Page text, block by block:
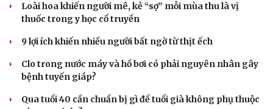
Loài hoa khiến người mê, kẻ “sợ” mỗi mùa thu là vị
thuốc trong y học cổ truyền
9 lợi ích khiến nhiều người bất ngờ từ thịt ếch
Clo trong nước máy và hồ bơi có phải nguyên nhân gây
bệnh tuyến giáp?
Qua tuổi 40 cần chuẩn bị gì để tuổi già không phụ thuộc